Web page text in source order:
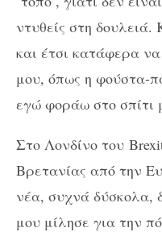
ντυθείς στη
και έτσι κατάφερα
μου, όπως η φούστα-
εγώ φοράω στο σπίτι
Στο Λονδίνο του
Βρετανίας από την
νέα, συχνά δύσκολα,
μου μίλησε για την